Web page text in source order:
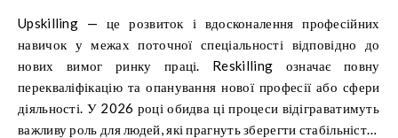
Upskilling — це розвиток і вдосконалення професійних
навичок у межах поточної спеціальності відповідно до
нових вимог ринку праці. Reskilling означає повну
перекваліфікацію та опанування нової професії або сфери
діяльності. У 2026 році обидва ці процеси відіграватимуть
важливу роль для людей, які прагнуть зберегти стабільність і